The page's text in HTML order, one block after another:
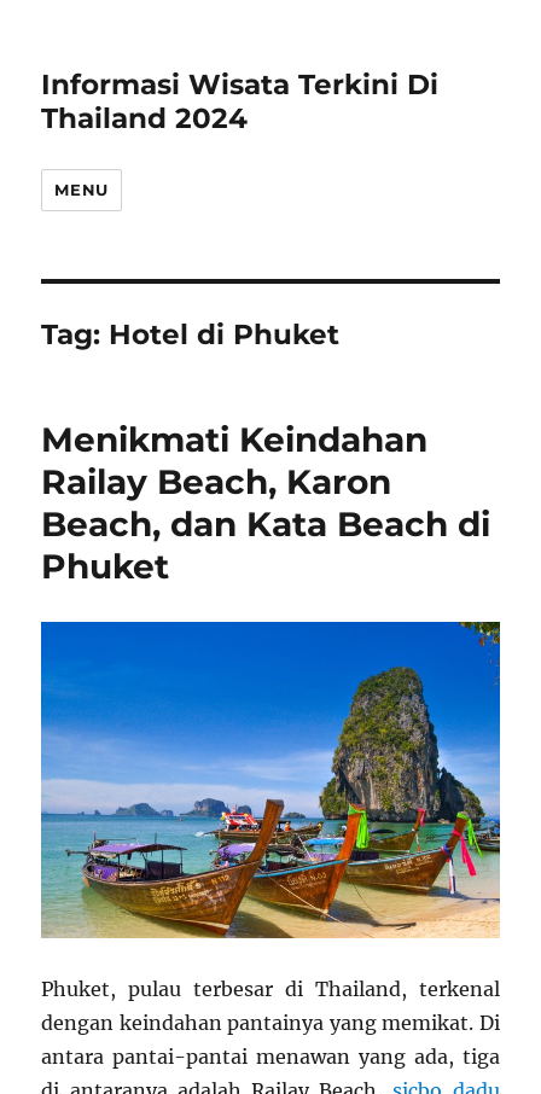
Informasi Wisata Terkini Di
Thailand 2024
MENU
Tag: Hotel di Phuket
Menikmati Keindahan
Railay Beach, Karon
Beach, dan Kata Beach di
Phuket
Phuket, pulau terbesar di Thailand, terkenal
dengan keindahan pantainya yang memikat. Di
antara pantai-pantai menawan yang ada, tiga